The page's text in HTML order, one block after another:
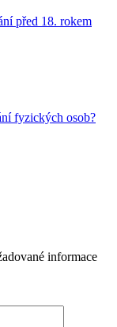
před 18. rokem
fyzických osob?
informace